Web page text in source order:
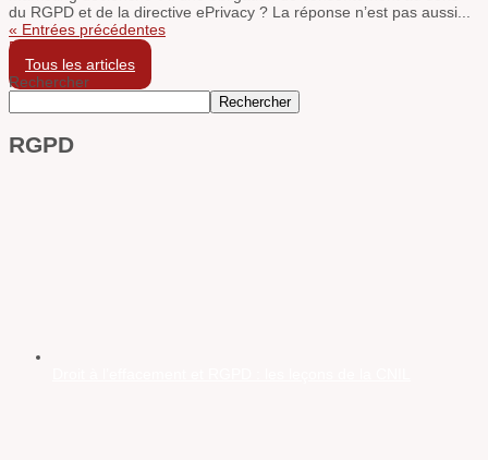
du RGPD et de la directive ePrivacy ? La réponse n’est pas aussi...
« Entrées précédentes
Entrées suivantes »
Tous les articles
Rechercher
Rechercher
RGPD